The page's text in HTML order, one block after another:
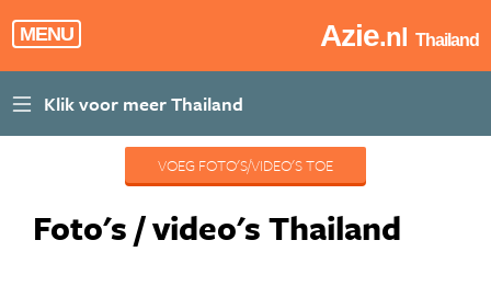
MENU Azie.nl Thailand
VOEG FOTO'S/VIDEO'S TOE
Foto's / video's Thailand